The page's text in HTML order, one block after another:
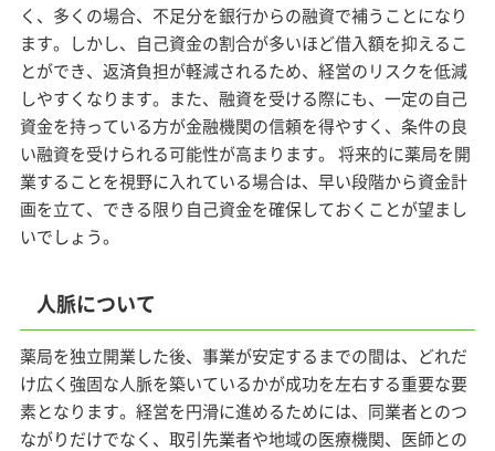
く、多くの場合、不足分を銀行からの融資で補うことになり
ます。しかし、自己資金の割合が多いほど借入額を抑えるこ
とができ、返済負担が軽減されるため、経営のリスクを低減
しやすくなります。また、融資を受ける際にも、一定の自己
資金を持っている方が金融機関の信頼を得やすく、条件の良
い融資を受けられる可能性が高まります。 将来的に薬局を開
業することを視野に入れている場合は、早い段階から資金計
画を立て、できる限り自己資金を確保しておくことが望まし
いでしょう。
人脈について
薬局を独立開業した後、事業が安定するまでの間は、どれだ
け広く強固な人脈を築いているかが成功を左右する重要な要
素となります。経営を円滑に進めるためには、同業者とのつ
ながりだけでなく、取引先業者や地域の医療機関、医師との